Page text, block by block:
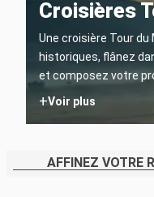
Croisières
Une croisière Tour
historiques, flânez
et composez votre
+Voir plus
AFFINEZ VOTRE